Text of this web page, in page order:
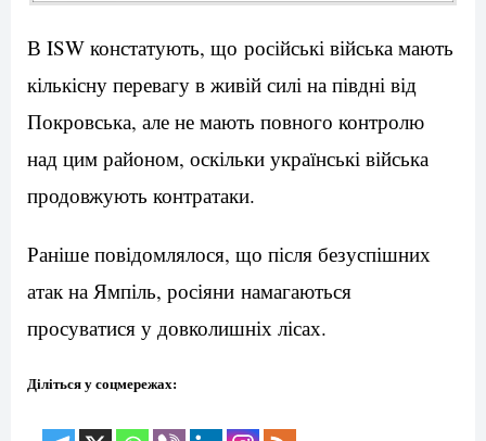
В ISW констатують, що російські війська мають
кількісну перевагу в живій силі на півдні від
Покровська, але не мають повного контролю
над цим районом, оскільки українські війська
продовжують контратаки.
Раніше повідомлялося, що після безуспішних
атак на Ямпіль, росіяни намагаються
просуватися у довколишніх лісах.
Діліться у соцмережах: